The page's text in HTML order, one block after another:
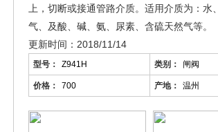
上，切断或接通管路介质。适用介质为：水
气、及酸、碱、氨、尿素、含硫天然气等。
更新时间：2018/11/14
型号： Z941H 类别： 闸阀
价格： 700 产地： 温州